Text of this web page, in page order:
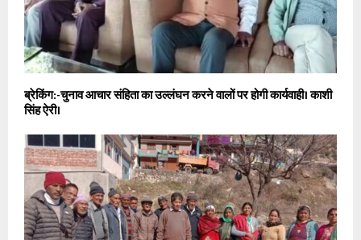
ब्रेकिंग:-चुनाव आचार संहिता का उल्लंघन करने वालों पर होगी कार्यवाही। काशी
सिंह ऐरी।